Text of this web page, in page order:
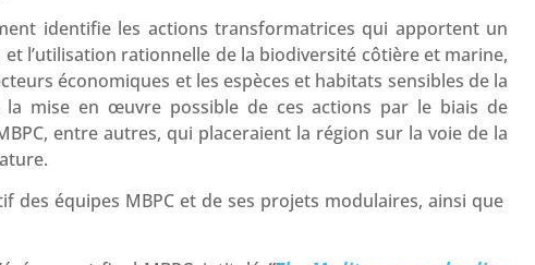
identifie les actions transformatrices qui apportent un
l’utilisation rationnelle de la biodiversité côtière et marine,
économiques et les espèces et habitats sensibles de la
mise en œuvre possible de ces actions par le biais de
entre autres, qui placeraient la région sur la voie de la
des équipes MBPC et de ses projets modulaires, ainsi que